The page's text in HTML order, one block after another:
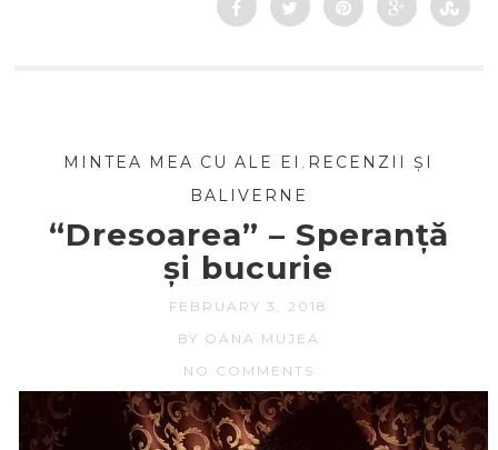
MINTEA MEA CU ALE EI , RECENZII ȘI
BALIVERNE
“Dresoarea” – Speranță
și bucurie
FEBRUARY 3, 2018
BY OANA MUJEA
NO COMMENTS